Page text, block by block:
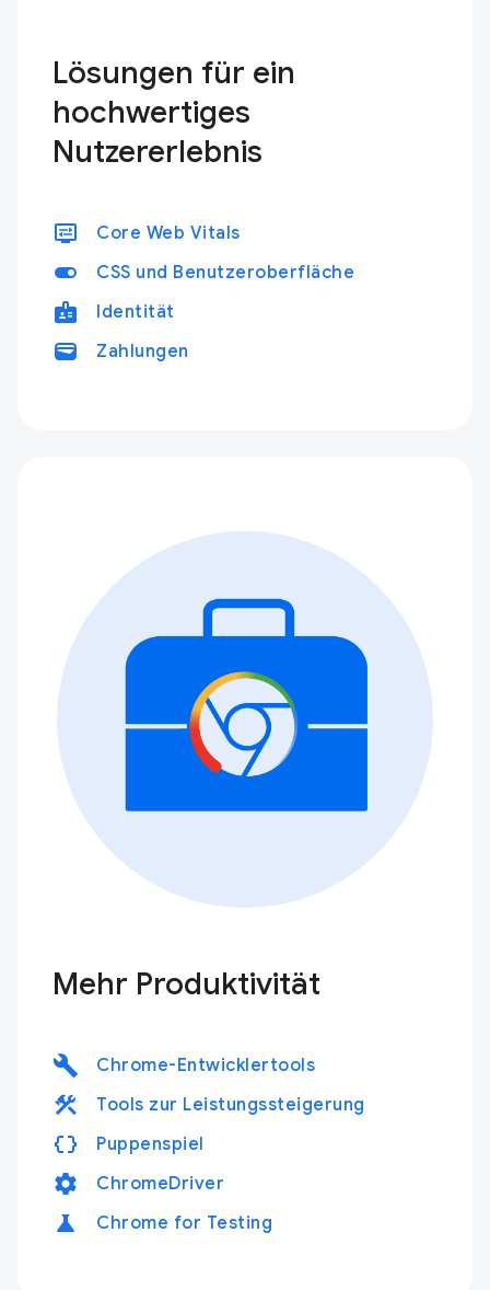
Lösungen für ein
hochwertiges
Nutzererlebnis
display_settings Core Web Vitals
toggle_on CSS und Benutzeroberfläche
badge Identität
wallet Zahlungen
Mehr Produktivität
build Chrome-Entwicklertools
construction Tools zur Leistungssteigerung
data_object Puppenspiel
settings ChromeDriver
science Chrome for Testing